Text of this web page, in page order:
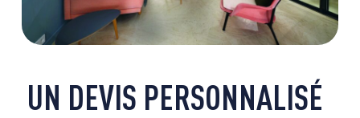
UN DEVIS PERSONNALISÉ